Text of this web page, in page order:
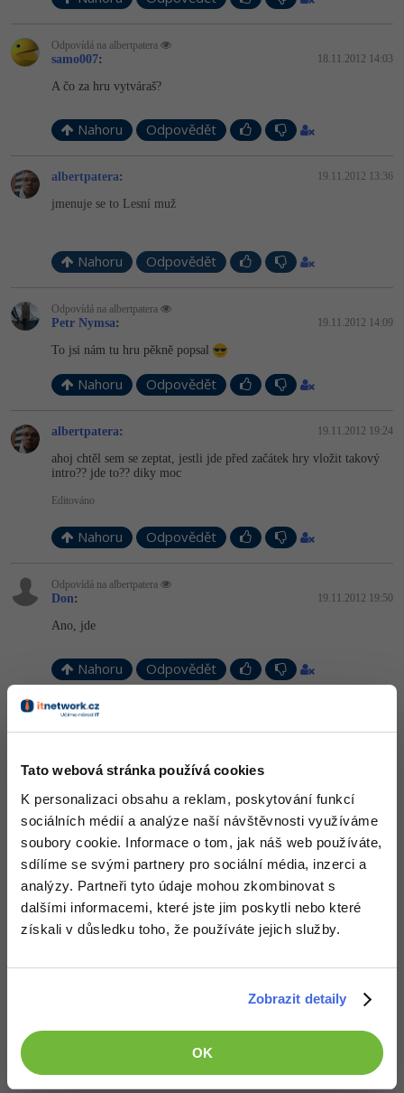
Tato webová stránka používá cookies
K personalizaci obsahu a reklam, poskytování funkcí
sociálních médií a analýze naší návštěvnosti využíváme
soubory cookie. Informace o tom, jak náš web používáte,
sdílíme se svými partnery pro sociální média, inzerci a
analýzy. Partneři tyto údaje mohou zkombinovat s
dalšími informacemi, které jste jim poskytli nebo které
získali v důsledku toho, že používáte jejich služby.
Zobrazit detaily
OK
Odpovídá na albertpatera
samo007: 18.11.2012 14:03
A čo za hru vytváraš?
Nahoru Odpovědět
albertpatera: 19.11.2012 13:36
jmenuje se to Lesní muž
Nahoru Odpovědět
Odpovídá na albertpatera
Petr Nymsa: 19.11.2012 14:09
To jsi nám tu hru pěkně popsal
Nahoru Odpovědět
albertpatera: 19.11.2012 19:24
ahoj chtěl sem se zeptat, jestli jde před začátek hry vložit takový
intro?? jde to?? diky moc
Editováno
Nahoru Odpovědět
Odpovídá na albertpatera
Don: 19.11.2012 19:50
Ano, jde
Nahoru Odpovědět
albertpatera
Nahoru Odpovědět
Odpovídá na albertpatera
David Hartinger: 19.11.2012 20:25
http://www.itnetwork.cz/…line-a-paths
Nahoru Odpovědět
albertpatera: 19.11.2012 20:26
Odpovědět